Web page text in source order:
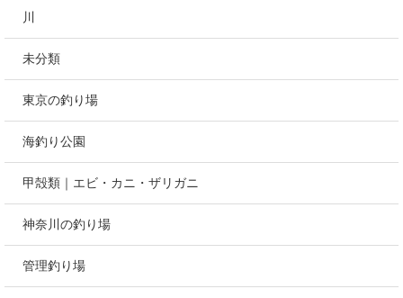
川
未分類
東京の釣り場
海釣り公園
甲殻類｜エビ・カニ・ザリガニ
神奈川の釣り場
管理釣り場